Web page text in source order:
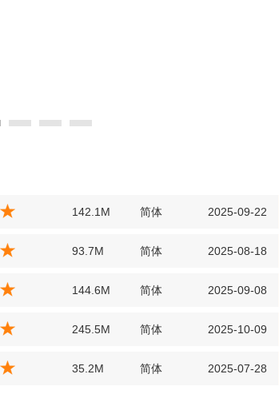
142.1M 简体 2025-09-22
93.7M 简体 2025-08-18
144.6M 简体 2025-09-08
245.5M 简体 2025-10-09
35.2M 简体 2025-07-28